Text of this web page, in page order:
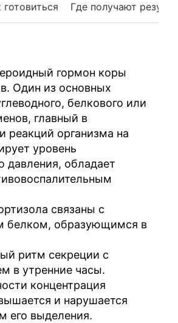
готовиться Где получают
гормон коры
Один из основных
белкового или
главный в
реакций организма на
уровень
давления, обладает
связаны с
белком, образующимся в
ритм секреции с
в утренние часы.
концентрация
и нарушается
его выделения.